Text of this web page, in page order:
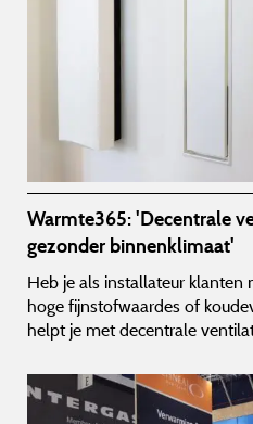
Warmte365: 'Decentrale
gezonder binnenklimaat'
Heb je als installateur
hoge fijnstofwaardes of
helpt je met decentrale